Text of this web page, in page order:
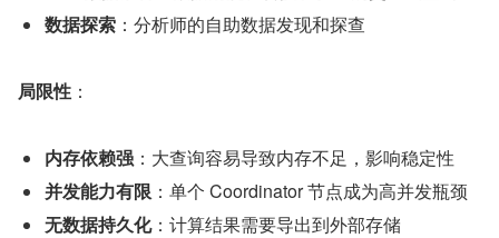
数据探索 ：分析师的自助数据发现和探查
局限性 ：
内存依赖强 ：大查询容易导致内存不足，影响稳定性
并发能力有限 ：单个 Coordinator 节点成为高并发瓶颈
无数据持久化：计算结果需要导出到外部存储